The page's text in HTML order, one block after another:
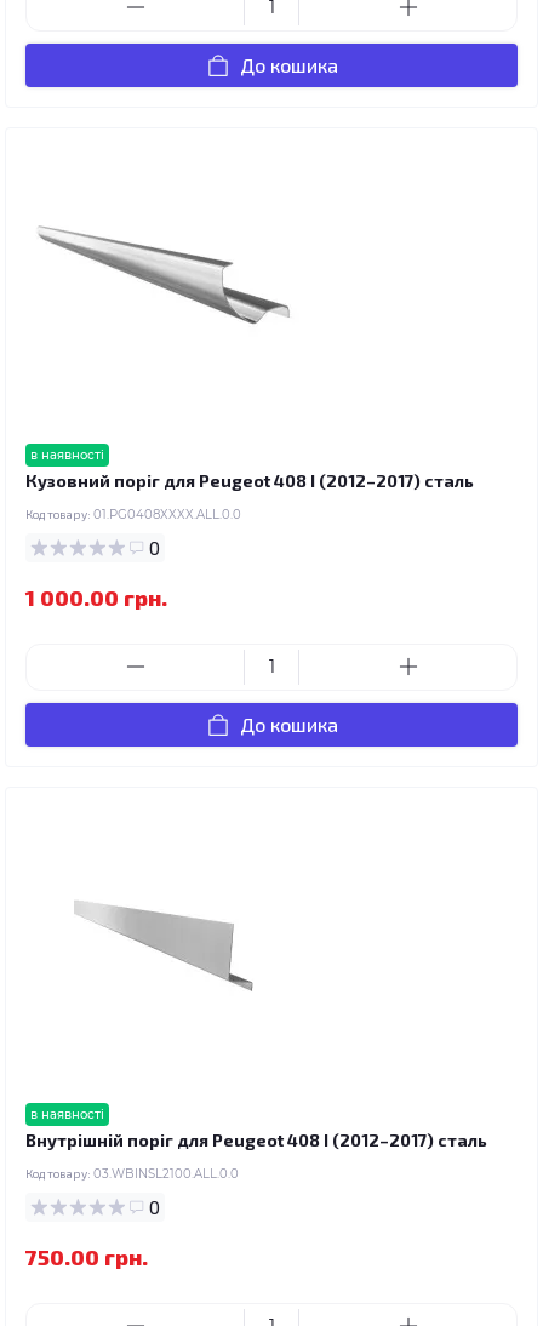
До кошика
в наявності
Кузовний поріг для Peugeot 408 I (2012–2017) сталь
Код товару: 01.PG0408XXXX.ALL.0.0
0
1 000.00 грн.
До кошика
в наявності
Внутрішній поріг для Peugeot 408 I (2012–2017) сталь
Код товару: 03.WBINSL2100.ALL.0.0
0
750.00 грн.